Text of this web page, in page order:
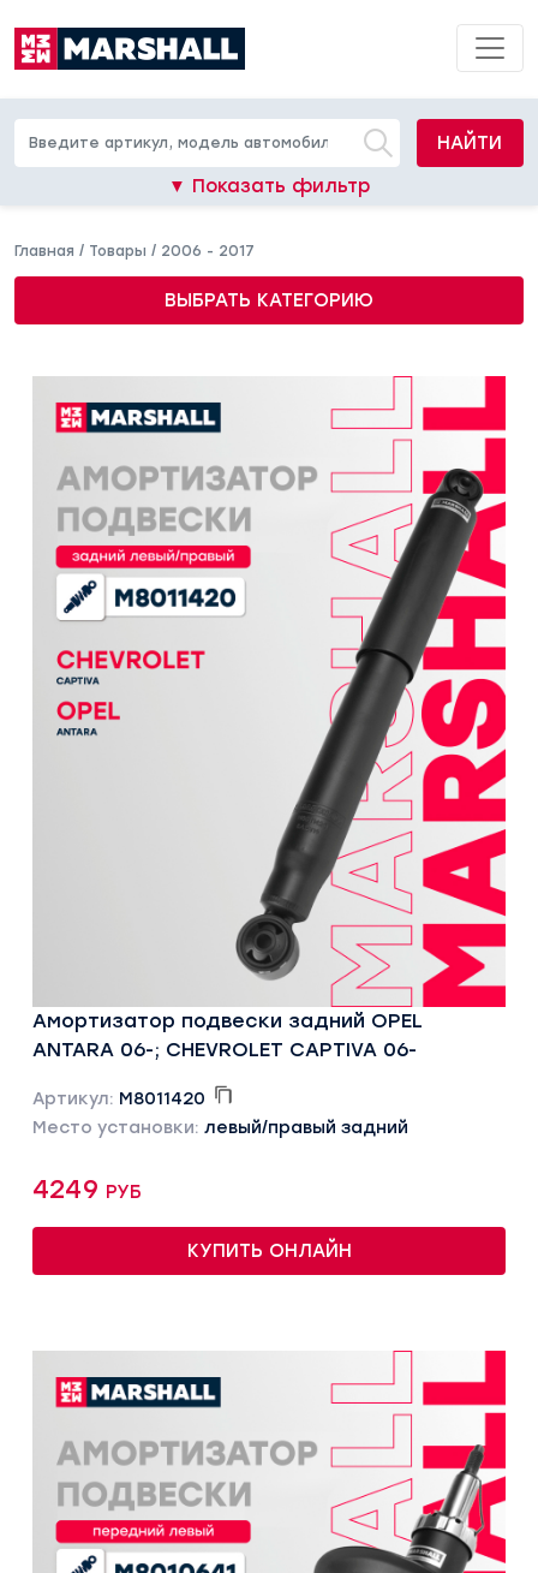
НАЙТИ
▼ Показать фильтр
Главная / Товары / 2006 - 2017
ВЫБРАТЬ КАТЕГОРИЮ
Амортизатор подвески задний OPEL
ANTARA 06-; CHEVROLET CAPTIVA 06-
Артикул: M8011420
Место установки: левый/правый задний
4249 руб
КУПИТЬ ОНЛАЙН